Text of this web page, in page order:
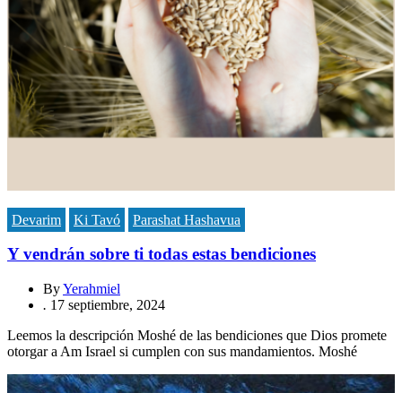
Devarim Ki Tavó Parashat Hashavua
Y vendrán sobre ti todas estas bendiciones
ByYerahmiel
. 17 septiembre, 2024
Leemos la descripción Moshé de las bendiciones que Dios promete
otorgar a Am Israel si cumplen con sus mandamientos. Moshé